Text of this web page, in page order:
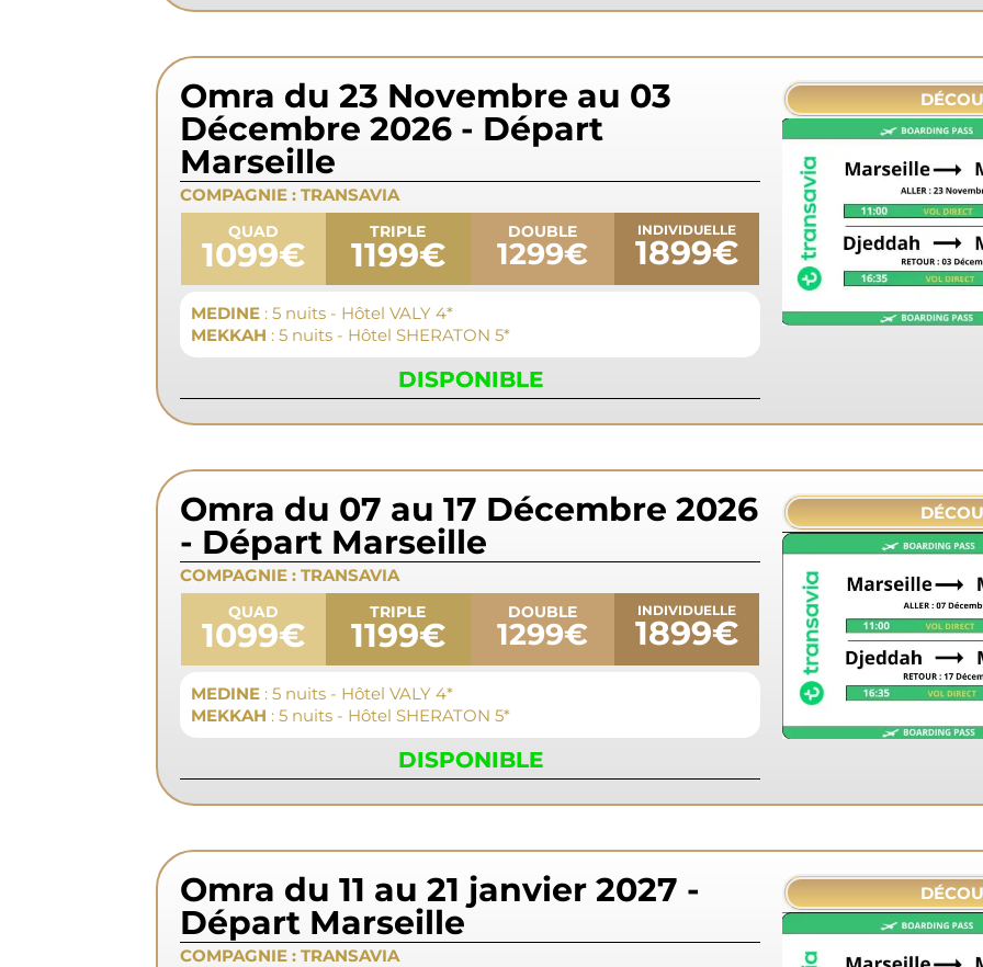
Omra du 23 Novembre au 03
Décembre 2026 - Départ
Marseille
COMPAGNIE : TRANSAVIA
QUAD
1099€
TRIPLE
1199€
DOUBLE
1299€
INDIVIDUELLE
1899€
MEDINE : 5 nuits - Hôtel VALY 4*
MEKKAH : 5 nuits - Hôtel SHERATON 5*
DISPONIBLE
Omra du 07 au 17 Décembre 2026
- Départ Marseille
COMPAGNIE : TRANSAVIA
QUAD
1099€
TRIPLE
1199€
DOUBLE
1299€
INDIVIDUELLE
1899€
MEDINE : 5 nuits - Hôtel VALY 4*
MEKKAH : 5 nuits - Hôtel SHERATON 5*
DISPONIBLE
Omra du 11 au 21 janvier 2027 -
Départ Marseille
COMPAGNIE : TRANSAVIA